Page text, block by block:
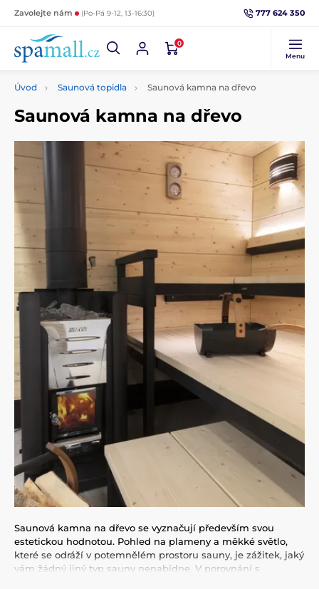
Zavolejte nám (Po-Pá 9-12, 13-16:30) 777 624 350
0
Menu
Úvod Saunová topidla Saunová kamna na dřevo
Saunová kamna na dřevo
Saunová kamna na dřevo se vyznačují především svou
estetickou hodnotou. Pohled na plameny a měkké světlo,
které se odráží v potemnělém prostoru sauny, je zážitek, jaký
vám žádný jiný typ sauny nenabídne. V porovnání s